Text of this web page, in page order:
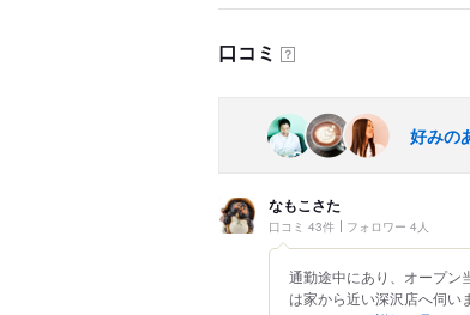
口コミ ？
好みの
なもこさた
口コミ 43件 フォロワー 4人
通勤途中にあり、オープン
は家から近い深沢店へ伺い